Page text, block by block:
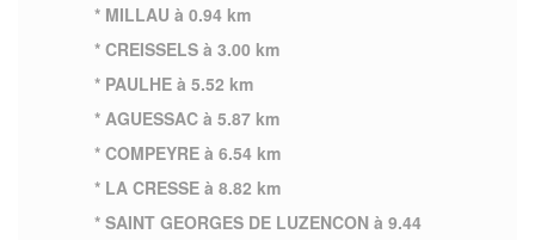
* MILLAU à 0.94 km
* CREISSELS à 3.00 km
* PAULHE à 5.52 km
* AGUESSAC à 5.87 km
* COMPEYRE à 6.54 km
* LA CRESSE à 8.82 km
* SAINT GEORGES DE LUZENCON à 9.44